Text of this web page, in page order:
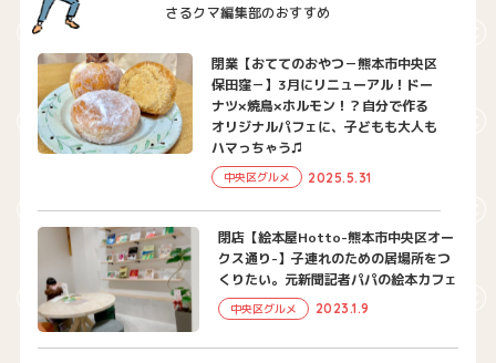
さるクマ編集部のおすすめ
閉業【おててのおやつ－熊本市中央区
保田窪－】3月にリニューアル！ドー
ナツ×焼鳥×ホルモン！？自分で作る
オリジナルパフェに、子どもも大人も
ハマっちゃう♫
中央区グルメ 2025.5.31
閉店【絵本屋Hotto-熊本市中央区オー
クス通り-】子連れのための居場所をつ
くりたい。元新聞記者パパの絵本カフェ
中央区グルメ 2023.1.9